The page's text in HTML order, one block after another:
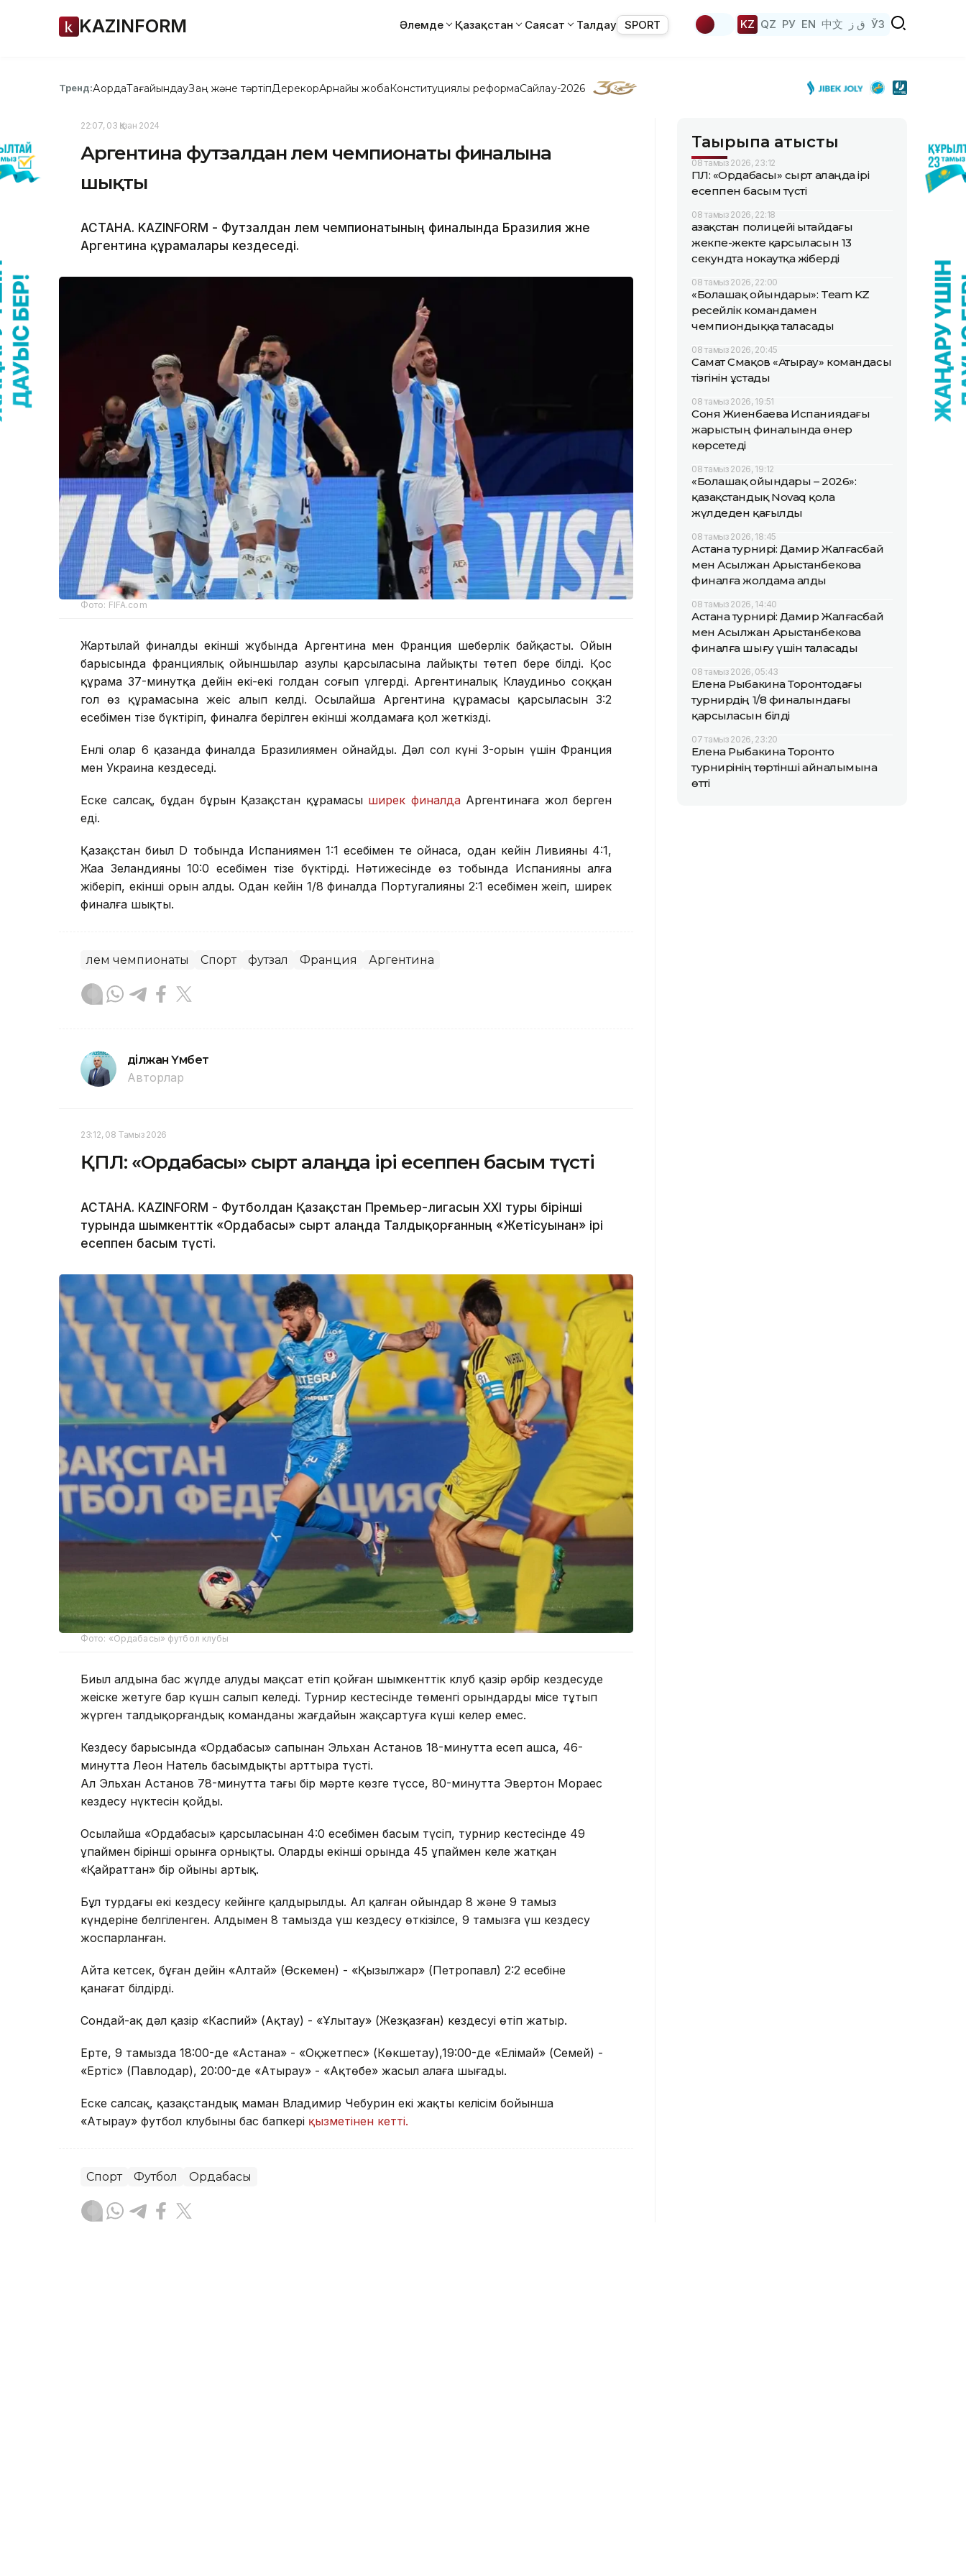
KAZINFORM Әлемде Қазақстан Саясат Талдау SPORT KZ QZ РУ EN 中文 ق ز ЎЗ
Тренд:АқордаТағайындауЗаң және тәртіпДерекқорАрнайы жобаКонституциялық реформаСайлау-2026
22:07, 03 Қазан 2024
Аргентина футзалдан әлем чемпионаты финалына
шықты
АСТАНА. KAZINFORM - Футзалдан әлем чемпионатының финалында Бразилия және
Аргентина құрамалары кездеседі.
Фото: FIFA.com
Жартылай финалдың екінші жұбында Аргентина мен Франция шеберлік байқасты. Ойын
барысында франциялық ойыншылар азулы қарсыласына лайықты төтеп бере білді. Қос
құрама 37-минутқа дейін екі-екі голдан соғып үлгерді. Аргентиналық Клаудиньо соққан
гол өз құрамасына жеңіс алып келді. Осылайша Аргентина құрамасы қарсыласын 3:2
есебімен тізе бүктіріп, финалға берілген екінші жолдамаға қол жеткізді.
Енлі олар 6 қазанда финалда Бразилиямен ойнайды. Дәл сол күні 3-орын үшін Франция
мен Украина кездеседі.
Еске салсақ, бұдан бұрын Қазақстан құрамасы ширек финалдаАргентинаға жол берген
еді.
Қазақстан биыл D тобында Испаниямен 1:1 есебімен тең ойнаса, одан кейін Ливияны 4:1,
Жаңа Зеландияны 10:0 есебімен тізе бүктірді. Нәтижесінде өз тобында Испанияны алға
жіберіп, екінші орын алды. Одан кейін 1/8 финалда Португалияны 2:1 есебімен жеңіп, ширек
финалға шықты.
Әлем чемпионаты Спорт футзал Франция Аргентина
Әділжан Үмбет
Авторлар
23:12, 08 Тамыз 2026
ҚПЛ: «Ордабасы» сырт алаңда ірі есеппен басым түсті
АСТАНА. KAZINFORM - Футболдан Қазақстан Премьер-лигасын ХХІ туры бірінші
турында шымкенттік «Ордабасы» сырт алаңда Талдықорғанның «Жетісуынан» ірі
есеппен басым түсті.
Фото: «Ордабасы» футбол клубы
Биыл алдына бас жүлде алуды мақсат етіп қойған шымкенттік клуб қазір әрбір кездесуде
жеңіске жетуге бар күшн салып келеді. Турнир кестесінде төменгі орындарды місе тұтып
жүрген талдықорғандық команданың жағдайын жақсартуға күші келер емес.
Кездесу барысында «Ордабасы» сапынан Эльхан Астанов 18-минутта есеп ашса, 46-
минутта Леон Натель басымдықты арттыра түсті.
Ал Эльхан Астанов 78-минутта тағы бір мәрте көзге түссе, 80-минутта Эвертон Мораес
кездесу нүктесін қойды.
Осылайша «Ордабасы» қарсыласынан 4:0 есебімен басым түсіп, турнир кестесінде 49
ұпаймен бірінші орынға орнықты. Олардың екінші орында 45 ұпаймен келе жатқан
«Қайраттан» бір ойыны артық.
Бұл турдағы екі кездесу кейінге қалдырылды. Ал қалған ойындар 8 және 9 тамыз
күндеріне белгіленген. Алдымен 8 тамызда үш кездесу өткізілсе, 9 тамызға үш кездесу
жоспарланған.
Айта кетсек, бұған дейін «Алтай» (Өскемен) - «Қызылжар» (Петропавл) 2:2 есебіне
қанағат білдірді.
Сондай-ақ дәл қазір «Каспий» (Ақтау) - «Ұлытау» (Жезқазған) кездесуі өтіп жатыр.
Ертең, 9 тамызда 18:00-де «Астана» - «Оқжетпес» (Көкшетау),19:00-де «Елімай» (Семей) -
«Ертіс» (Павлодар), 20:00-де «Атырау» - «Ақтөбе» жасыл алаңға шығады.
Еске салсақ, қазақстандық маман Владимир Чебурин екі жақты келісім бойынша
«Атырау» футбол клубының бас бапкері қызметінен кетті.
Спорт Футбол Ордабасы
Тақырыпқа қатысты
08 тамыз 2026, 23:12
ҚПЛ: «Ордабасы» сырт алаңда ірі
есеппен басым түсті
08 тамыз 2026, 22:18
Қазақстан полицейі Қытайдағы
жекпе-жекте қарсыласын 13
секундта нокаутқа жіберді
08 тамыз 2026, 22:00
«Болашақ ойындары»: Team KZ
ресейлік командамен
чемпиондыққа таласады
08 тамыз 2026, 20:45
Самат Смақов «Атырау» командасы
тізгінін ұстады
08 тамыз 2026, 19:51
Соня Жиенбаева Испаниядағы
жарыстың финалында өнер
көрсетеді
08 тамыз 2026, 19:12
«Болашақ ойындары – 2026»:
қазақстандық Novaq қола
жүлдеден қағылды
08 тамыз 2026, 18:45
Астана турнирі: Дамир Жалғасбай
мен Асылжан Арыстанбекова
финалға жолдама алды
08 тамыз 2026, 14:40
Астана турнирі: Дамир Жалғасбай
мен Асылжан Арыстанбекова
финалға шығу үшін таласады
08 тамыз 2026, 05:43
Елена Рыбакина Торонтодағы
турнирдің 1/8 финалындағы
қарсыласын білді
07 тамыз 2026, 23:20
Елена Рыбакина Торонто
турнирінің төртінші айналымына
өтті